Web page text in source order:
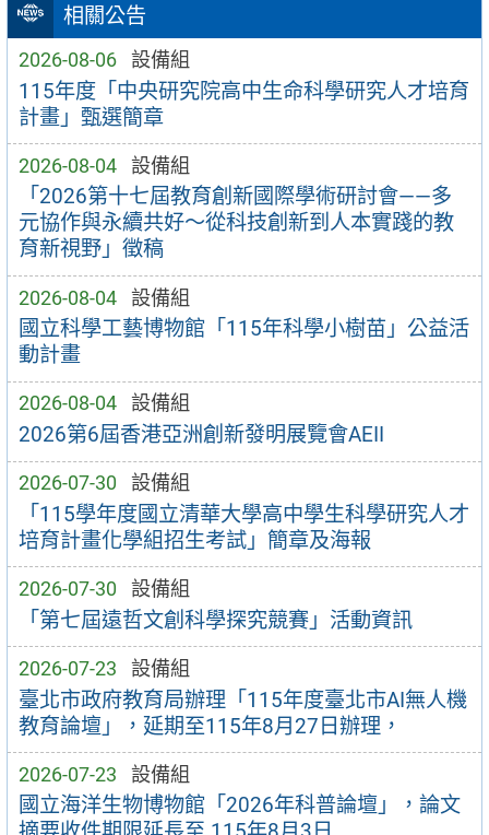
相關公告
2026-08-06 設備組
115年度「中央研究院高中生命科學研究人才培育
計畫」甄選簡章
2026-08-04 設備組
「2026第十七屆教育創新國際學術研討會——多
元協作與永續共好～從科技創新到人本實踐的教
育新視野」徵稿
2026-08-04 設備組
國立科學工藝博物館「115年科學小樹苗」公益活
動計畫
2026-08-04 設備組
2026第6屆香港亞洲創新發明展覽會AEII
2026-07-30 設備組
「115學年度國立清華大學高中學生科學研究人才
培育計畫化學組招生考試」簡章及海報
2026-07-30 設備組
「第七屆遠哲文創科學探究競賽」活動資訊
2026-07-23 設備組
臺北市政府教育局辦理「115年度臺北市AI無人機
教育論壇」，延期至115年8月27日辦理，
2026-07-23 設備組
國立海洋生物博物館「2026年科普論壇」，論文